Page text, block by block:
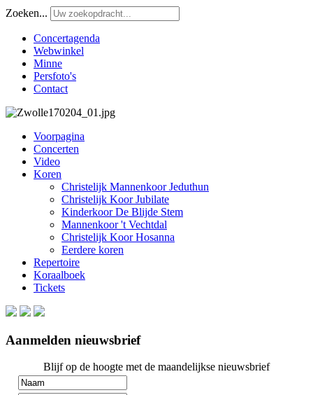
Zoeken...
Concertagenda
Webwinkel
Minne
Persfoto's
Contact
Voorpagina
Concerten
Video
Koren
Christelijk Mannenkoor Jeduthun
Christelijk Koor Jubilate
Kinderkoor De Blijde Stem
Mannenkoor 't Vechtdal
Christelijk Koor Hosanna
Eerdere koren
Repertoire
Koraalboek
Tickets
Aanmelden nieuwsbrief
Blijf op de hoogte met de maandelijkse nieuwsbrief